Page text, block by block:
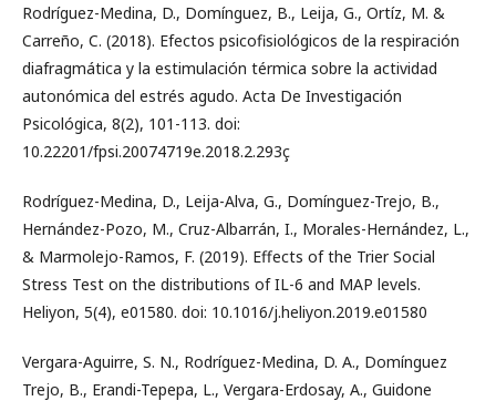
Rodríguez-Medina, D., Domínguez, B., Leija, G., Ortíz, M. &
Carreño, C. (2018). Efectos psicofisiológicos de la respiración
diafragmática y la estimulación térmica sobre la actividad
autonómica del estrés agudo. Acta De Investigación
Psicológica, 8(2), 101-113. doi:
10.22201/fpsi.20074719e.2018.2.293ç
Rodríguez-Medina, D., Leija-Alva, G., Domínguez-Trejo, B.,
Hernández-Pozo, M., Cruz-Albarrán, I., Morales-Hernández, L.,
& Marmolejo-Ramos, F. (2019). Effects of the Trier Social
Stress Test on the distributions of IL-6 and MAP levels.
Heliyon, 5(4), e01580. doi: 10.1016/j.heliyon.2019.e01580
Vergara-Aguirre, S. N., Rodríguez-Medina, D. A., Domínguez
Trejo, B., Erandi-Tepepa, L., Vergara-Erdosay, A., Guidone